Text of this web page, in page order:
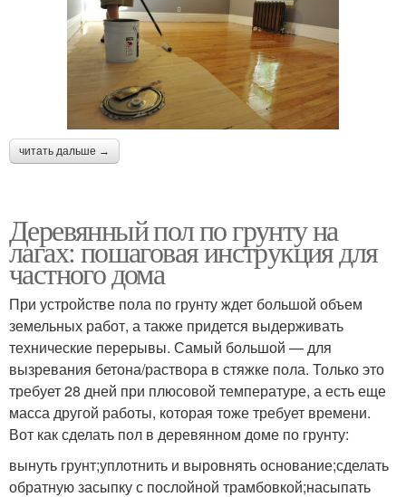
читать дальше →
Деревянный пол по грунту на
лагах: пошаговая инструкция для
частного дома
При устройстве пола по грунту ждет большой объем
земельных работ, а также придется выдерживать
технические перерывы. Самый большой — для
вызревания бетона/раствора в стяжке пола. Только это
требует 28 дней при плюсовой температуре, а есть еще
масса другой работы, которая тоже требует времени.
Вот как сделать пол в деревянном доме по грунту:
вынуть грунт;уплотнить и выровнять основание;сделать
обратную засыпку с послойной трамбовкой;насыпать